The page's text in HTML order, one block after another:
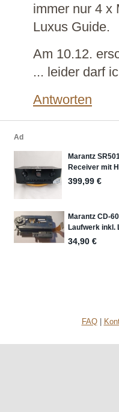
immer nur 4 x
Luxus Guide.
Am 10.12.
... leider darf
Antworten
FAQ|